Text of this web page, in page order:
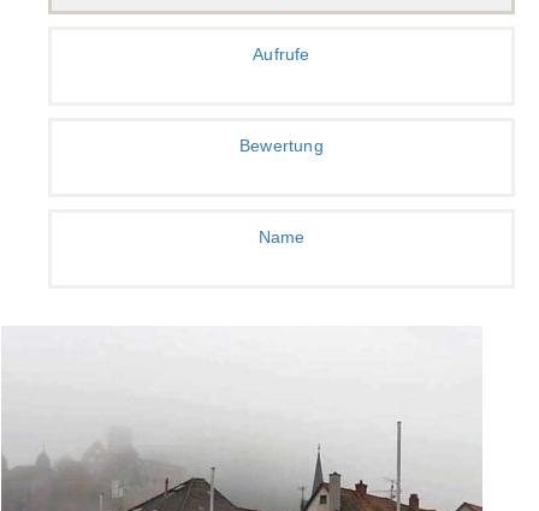
Aufrufe
Bewertung
Name